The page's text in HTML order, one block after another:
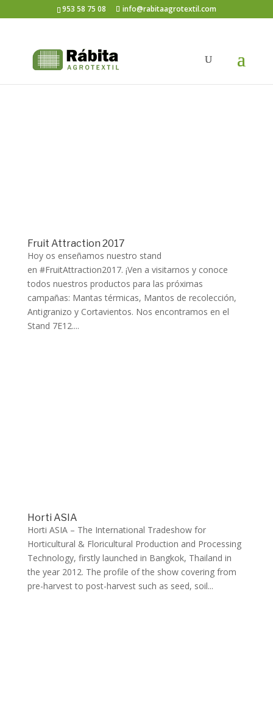
953 58 75 08 info@rabitaagrotextil.com
Fruit Attraction 2017
Hoy os enseñamos nuestro stand
en #FruitAttraction2017. ¡Ven a visitarnos y conoce
todos nuestros productos para las próximas
campañas: Mantas térmicas, Mantos de recolección,
Antigranizo y Cortavientos. Nos encontramos en el
Stand 7E12....
Horti ASIA
Horti ASIA – The International Tradeshow for
Horticultural & Floricultural Production and Processing
Technology, firstly launched in Bangkok, Thailand in
the year 2012. The profile of the show covering from
pre-harvest to post-harvest such as seed, soil...